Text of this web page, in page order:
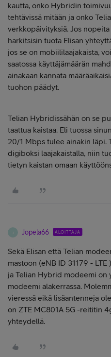
kautta, onko Hybridin
tehtävissä mitään ja onko
verkkopäivityksiä. Jos
harkitsisin tuota Elisan
jos se on mobiililaajakaista,
saatossa käyttäjämäärän
ainakaan kannata
tuohon päädyt.
Telian Hybridissähän on se
taattua kaistaa. Eli tuossa
20/1 Mbps tulee ainakin läpi.
digiboksi laajakaistalla, niin
tietyn kaistan omaan
Jopela66 ALOITTAJA
Sekä Elisan että Telian
mastoon (eNB ID 31179 - LTE
ja Telian Hybrid modeemi on
modeemi alakerrassa.
vieressä eikä lisäantenneja
on ZTE MC801A 5G -reititin
yhteydellä.